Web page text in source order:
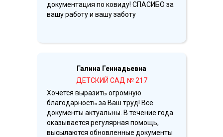
документация по ковиду! СПАСИБО за
вашу работу и вашу заботу
Хочется выразить огромную
благодарность за Ваш труд! Все
документы актуальны. В течение года
оказывается регулярная помощь,
высылаются обновленные документы
Галина Геннадьевна
ДЕТСКИЙ САД № 217